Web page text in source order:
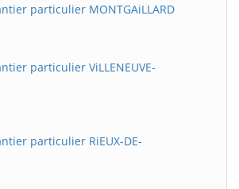
particulier MONTGAiLLARD
particulier ViLLENEUVE-
particulier RiEUX-DE-